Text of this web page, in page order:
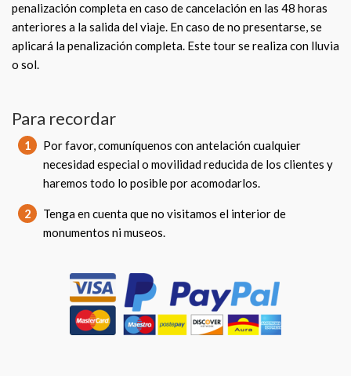
penalización completa en caso de cancelación en las 48 horas
anteriores a la salida del viaje. En caso de no presentarse, se
aplicará la penalización completa. Este tour se realiza con lluvia
o sol.
Para recordar
1
Por favor, comuníquenos con antelación cualquier
necesidad especial o movilidad reducida de los clientes y
haremos todo lo posible por acomodarlos.
2
Tenga en cuenta que no visitamos el interior de
monumentos ni museos.